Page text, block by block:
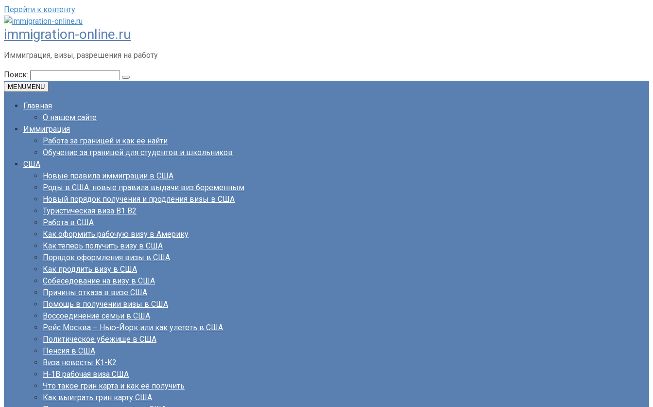
Перейти к контенту
immigration-online.ru
Иммиграция, визы, разрешения на работу
Поиск:
MENUMENU
Главная
О нашем сайте
Иммиграция
Работа за границей и как её найти
Обучение за границей для студентов и школьников
США
Новые правила иммиграции в США
Роды в США: новые правила выдачи виз беременным
Новый порядок получения и продления визы в США
Туристическая виза B1 B2
Работа в США
Как оформить рабочую визу в Америку
Как теперь получить визу в США
Порядок оформления визы в США
Как продлить визу в США
Собеседование на визу в США
Причины отказа в визе США
Помощь в получении визы в США
Воссоединение семьи в США
Рейс Москва – Нью-Йорк или как улететь в США
Политическое убежище в США
Пенсия в США
Виза невесты K1-K2
H-1B рабочая виза США
Что такое грин карта и как её получить
Как выиграть грин карту США